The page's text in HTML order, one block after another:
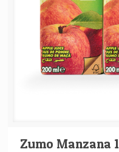
Zumo Manzana